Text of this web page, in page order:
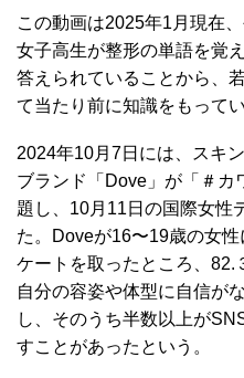
この動画は2025年1月現在
女子高生が整形の単語を覚
答えられていることから、
て当たり前に知識をもって
2024年10月7日には、スキ
ブランド「Dove」が「＃カ
題し、10月11日の国際女性
た。Doveが16〜19歳の女
ケートを取ったところ、82.
自分の容姿や体型に自信が
し、そのうち半数以上が
すことがあったという。